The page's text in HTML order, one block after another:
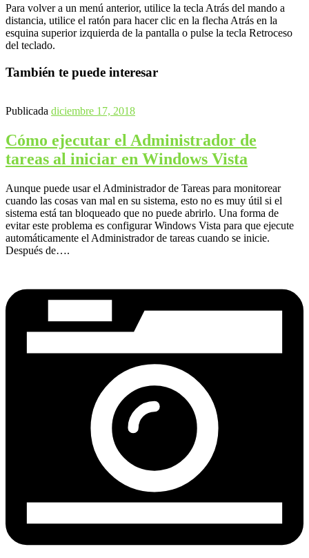
Para volver a un menú anterior, utilice la tecla Atrás del mando a
distancia, utilice el ratón para hacer clic en la flecha Atrás en la
esquina superior izquierda de la pantalla o pulse la tecla Retroceso
del teclado.
También te puede interesar
Publicada diciembre 17, 2018
Cómo ejecutar el Administrador de
tareas al iniciar en Windows Vista
Aunque puede usar el Administrador de Tareas para monitorear
cuando las cosas van mal en su sistema, esto no es muy útil si el
sistema está tan bloqueado que no puede abrirlo. Una forma de
evitar este problema es configurar Windows Vista para que ejecute
automáticamente el Administrador de tareas cuando se inicie.
Después de….